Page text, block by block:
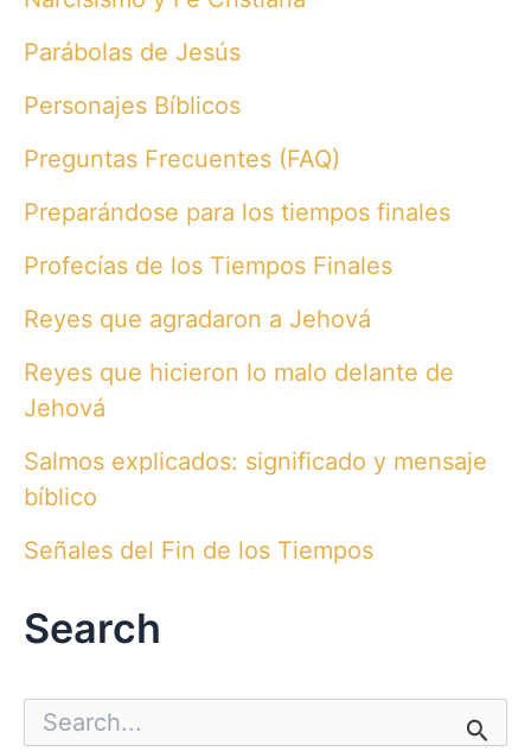
Parábolas de Jesús
Personajes Bíblicos
Preguntas Frecuentes (FAQ)
Preparándose para los tiempos finales
Profecías de los Tiempos Finales
Reyes que agradaron a Jehová
Reyes que hicieron lo malo delante de
Jehová
Salmos explicados: significado y mensaje
bíblico
Señales del Fin de los Tiempos
Search